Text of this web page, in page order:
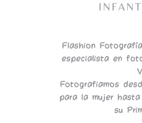
Flashion
especialista en
Fotografiamos
para la mujer
su